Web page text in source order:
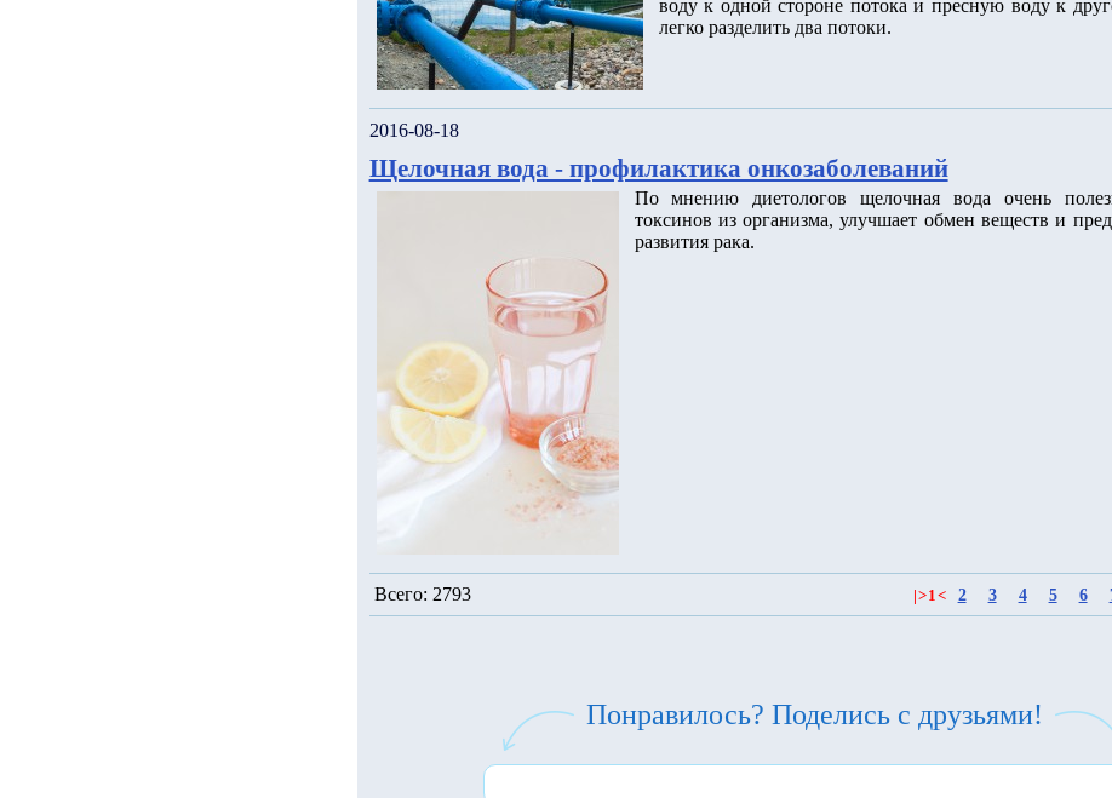
воду к одной стороне потока и пресную воду к
легко разделить два потоки.
2016-08-18
Щелочная вода - профилактика онкозаболеваний
По мнению диетологов щелочная вода очень
токсинов из организма, улучшает обмен веществ и
развития рака.
Всего: 2793 >1< 2 3 4 5 6
Понравилось? Поделись с друзьями!